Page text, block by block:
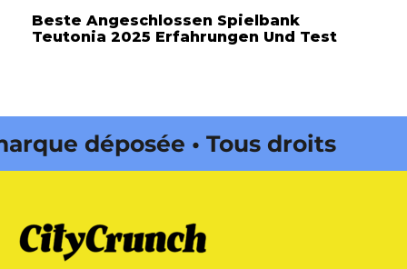
Beste Angeschlossen Spielbank
Teutonia 2025 Erfahrungen Und Test
déposée • Tous droits
déposée • Tous droits